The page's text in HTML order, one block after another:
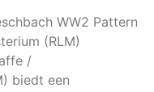
WW2 Pattern
(RLM)
/
biedt een